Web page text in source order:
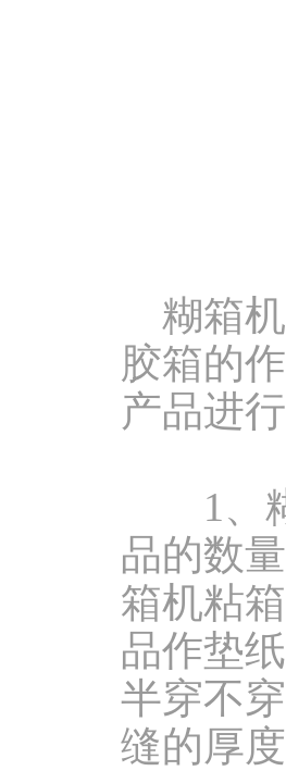
糊箱机
胶箱的
产品进
1、糊
品的数
箱机粘
品作垫
半穿不
缝的厚